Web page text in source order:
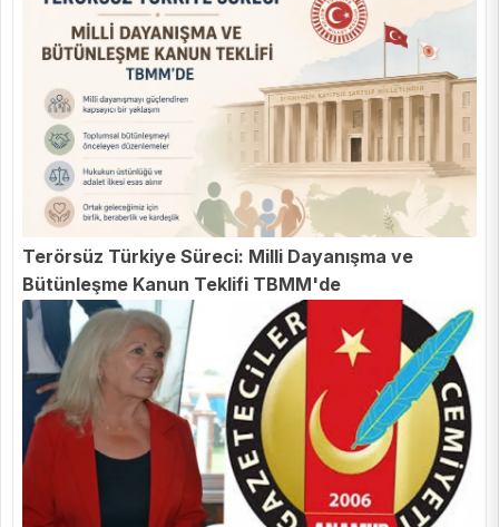
Terörsüz Türkiye Süreci: Milli Dayanışma ve
Bütünleşme Kanun Teklifi TBMM'de